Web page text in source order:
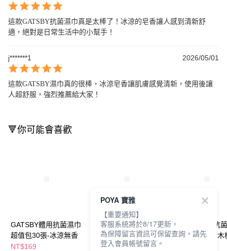
這款GATSBY抗菌濕巾真是太棒了！冰涼的皂香讓人感到清新舒
適，絕對是日常生活中的小幫手！
j*******1 2026/05/01
這款GATSBY濕巾真的很棒，冰涼皂香讓肌膚感覺清新，使用後讓
人超舒服，強烈推薦給大家！
🔻你可能會喜歡
GATSBY體用抗菌濕巾
超值包30張-冰涼無香
NT$169
GATSBY體用抗菌濕巾
超值30張-極地海洋
NT$169
GATSBY體用抗
超值包30張-金木
POYA 寶雅
【重要通知】
客服系統將於8/17更新，
為保障留言資訊可保留查詢，請先
登入會員帳號留言。